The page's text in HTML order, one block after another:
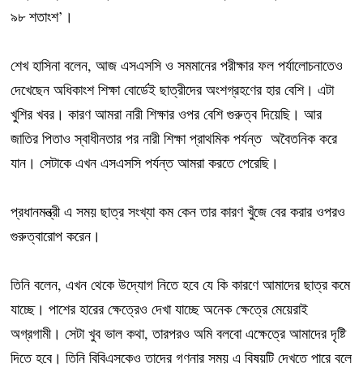
৯৮ শতাংশ’।
শেখ হাসিনা বলেন, আজ এসএসসি ও সমমানের পরীক্ষার ফল পর্যালোচনাতেও
দেখেছেন অধিকাংশ শিক্ষা বোর্ডেই ছাত্রীদের অংশগ্রহণের হার বেশি। এটা
খুশির খবর। কারণ আমরা নারী শিক্ষার ওপর বেশি গুরুত্ব দিয়েছি। আর
জাতির পিতাও স্বাধীনতার পর নারী শিক্ষা প্রাথমিক পর্যন্ত অবৈতনিক করে
যান। সেটাকে এখন এসএসসি পর্যন্ত আমরা করতে পেরেছি।
প্রধানমন্ত্রী এ সময় ছাত্র সংখ্যা কম কেন তার কারণ খুঁজে বের করার ওপরও
গুরুত্বারোপ করেন।
তিনি বলেন, এখন থেকে উদ্যোগ নিতে হবে যে কি কারণে আমাদের ছাত্র কমে
যাচ্ছে। পাশের হারের ক্ষেত্রেও দেখা যাচ্ছে অনেক ক্ষেত্রে মেয়েরাই
অগ্রগামী। সেটা খুব ভাল কথা, তারপরও অমি বলবো এক্ষেত্রে আমাদের দৃষ্টি
দিতে হবে। তিনি বিবিএসকেও তাদের গণনার সময় এ বিষয়টি দেখতে পারে বলে